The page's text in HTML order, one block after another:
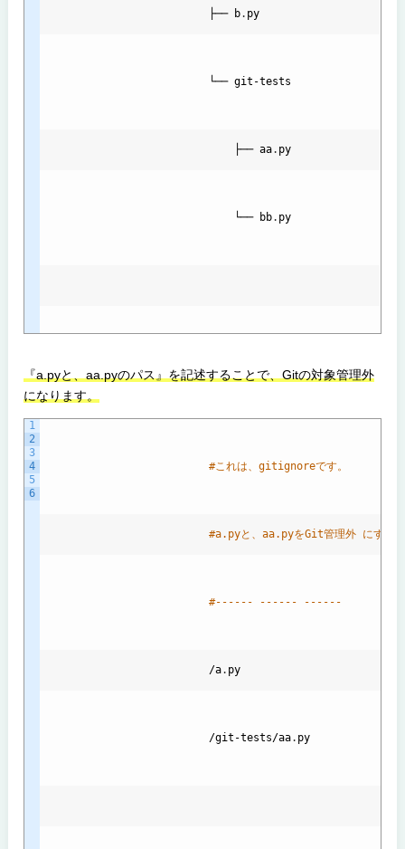
                          ├──
b. py
                          └──
git -tests
├── aa. py
└── bb. py
『a.pyと、aa.pyのパス』を記述することで、Gitの対象管理外
になります。
1
2
3
4
5
6
#これは、gitignoreです。
#a.pyと、aa.pyをGit管理外 にする
#------ ------ ------
                          /
a. py
                          /
git -tests/aa. py